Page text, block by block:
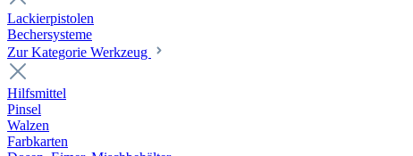
Lackierpistolen
Bechersysteme
Zur Kategorie Werkzeug
Hilfsmittel
Pinsel
Walzen
Farbkarten